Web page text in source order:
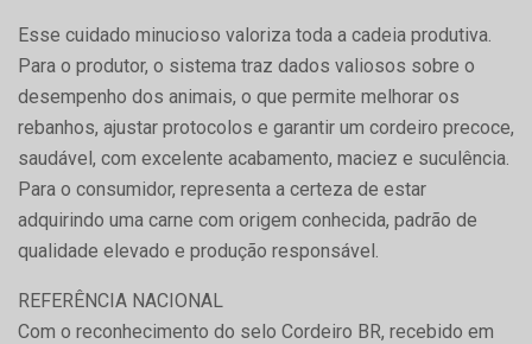
Esse cuidado minucioso valoriza toda a cadeia produtiva.
Para o produtor, o sistema traz dados valiosos sobre o
desempenho dos animais, o que permite melhorar os
rebanhos, ajustar protocolos e garantir um cordeiro precoce,
saudável, com excelente acabamento, maciez e suculência.
Para o consumidor, representa a certeza de estar
adquirindo uma carne com origem conhecida, padrão de
qualidade elevado e produção responsável.
REFERÊNCIA NACIONAL
Com o reconhecimento do selo Cordeiro BR, recebido em